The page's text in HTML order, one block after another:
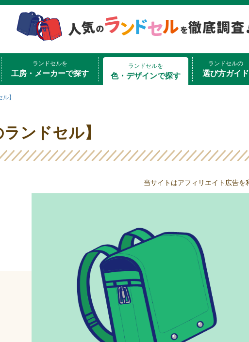
ランドセルを
工房・メーカーで探す
ランドセルを
色・デザインで探す
ランドセルの
選び方ガイド
】
ランドセル】
当サイトはアフィリエイト広告を